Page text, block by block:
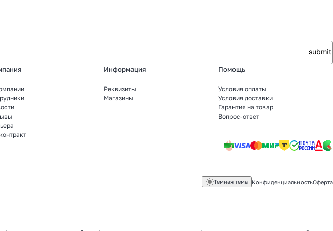
Информация
Реквизиты
Магазины
Помощь
Условия оплаты
Условия доставки
Гарантия на товар
Вопрос-ответ
Темная тема КонфиденциальностьОферта